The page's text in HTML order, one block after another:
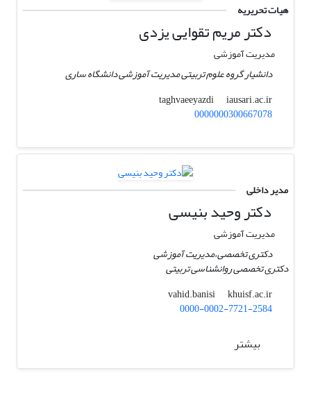
هیات تحریریه
دکتر مریم تقوایی یزدی
مدیریت آموزشی
دانشیار گروه علوم تربیتی مدیریت آموزشی دانشگاه ساری
taghvaeeyazdi
iausari.ac.ir
0000000300667078
مدیر داخلی
دکتر وحید بنیسی
مدیریت آموزشی
دکتری تخصصی،مدیریت آموزشی
دکتری تخصصی روانشناسی تربیتی
vahid.banisi
khuisf.ac.ir
0000-0002-7721-2584
بیشتر